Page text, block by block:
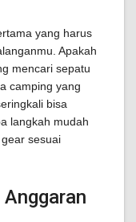
yang harus
Apakah
mencari sepatu
camping yang
bisa
langkah mudah
sesuai